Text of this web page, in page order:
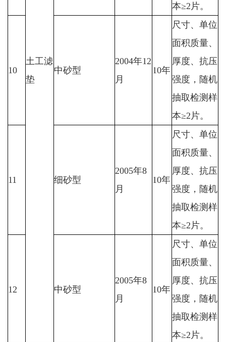
土工滤
垫
本≥2片。
10 中砂型
2004年12
月
10年
尺寸、单位
面积质量、
厚度、抗压
强度，随机
抽取检测样
本≥2片。
11 细砂型
2005年8
月
10年
尺寸、单位
面积质量、
厚度、抗压
强度，随机
抽取检测样
本≥2片。
12 中砂型
2005年8
月
10年
尺寸、单位
面积质量、
厚度、抗压
强度，随机
抽取检测样
本≥2片。